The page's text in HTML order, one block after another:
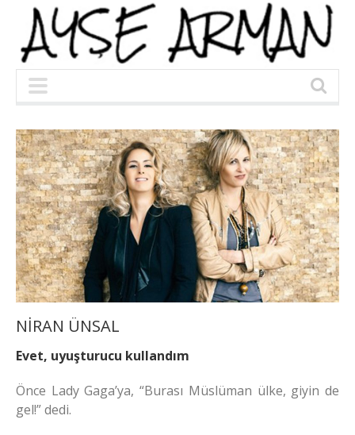
NİRAN ÜNSAL
Evet, uyuşturucu kullandım
Önce Lady Gaga’ya, “Burası Müslüman ülke, giyin de
gel!” dedi.